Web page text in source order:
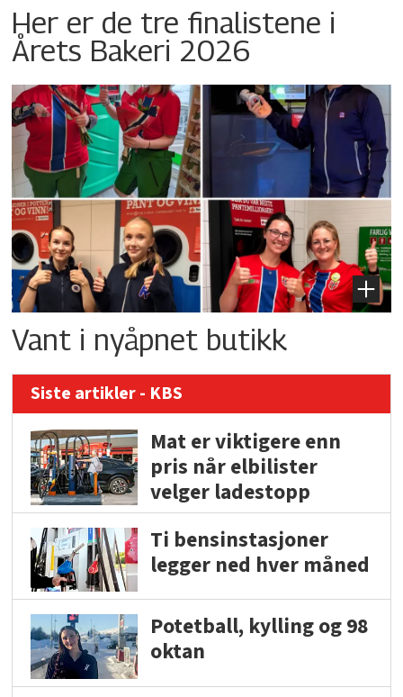
Her er de tre finalistene i
Årets Bakeri 2026
Vant i nyåpnet butikk
Siste artikler - KBS
Mat er viktigere enn
pris når elbilister
velger ladestopp
Ti bensinstasjoner
legger ned hver måned
Potetball, kylling og 98
oktan